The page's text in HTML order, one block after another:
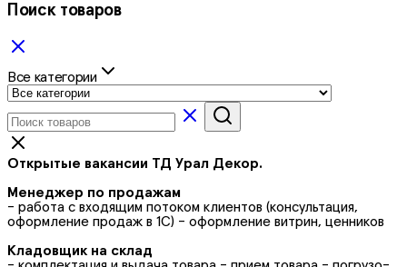
Поиск товаров
Все категории
Открытые вакансии ТД Урал Декор.
Менеджер по продажам
- работа с входящим потоком клиентов (консультация,
оформление продаж в 1С) - оформление витрин, ценников
Кладовщик на склад